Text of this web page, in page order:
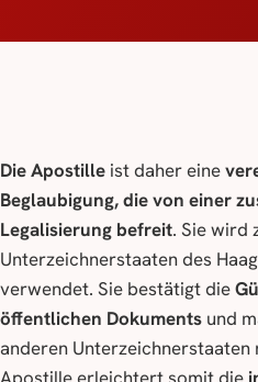
Die Apostille ist daher eine
Beglaubigung, die von einer
Legalisierung befreit. Sie wird
Unterzeichnerstaaten des
verwendet. Sie bestätigt die
öffentlichen Dokuments und
anderen Unterzeichnerstaaten
Apostille erleichtert somit die